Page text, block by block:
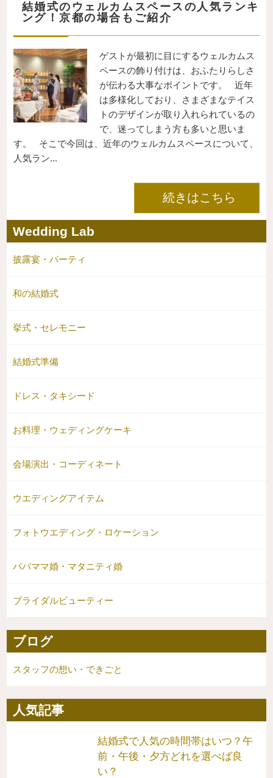
結婚式のウェルカムスペースの人気ランキ
ング！京都の場合もご紹介
ゲストが最初に目にするウェルカムス
ペースの飾り付けは、おふたりらしさ
が伝わる大事なポイントです。 近年
は多様化しており、さまざまなテイス
トのデザインが取り入れられているの
で、迷ってしまう方も多いと思いま
す。 そこで今回は、近年のウェルカムスペースについて、
人気ラン...
続きはこちら
Wedding Lab
披露宴・パーティ
和の結婚式
挙式・セレモニー
結婚式準備
ドレス・タキシード
お料理・ウェディングケーキ
会場演出・コーディネート
ウエディングアイテム
フォトウエディング・ロケーション
パパママ婚・マタニティ婚
ブライダルビューティー
ブログ
スタッフの想い・できごと
人気記事
結婚式で人気の時間帯はいつ？午
前・午後・夕方どれを選べば良
い？